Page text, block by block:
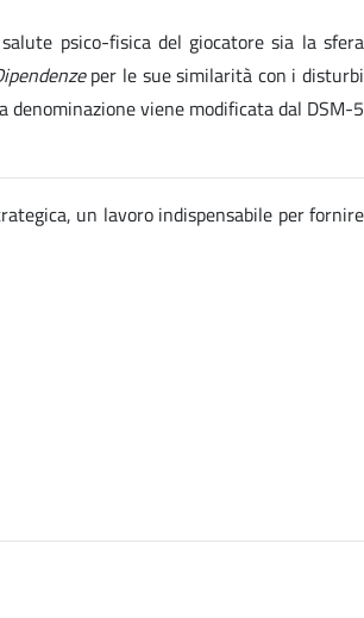
psico-fisica del giocatore sia la sfera
per le sue similarità con i disturbi
denominazione viene modificata dal DSM-5
un lavoro indispensabile per fornire